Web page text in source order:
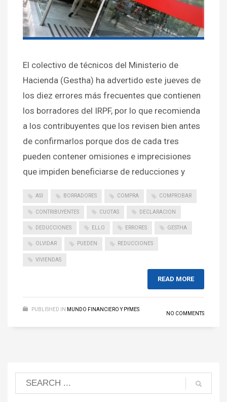
El colectivo de técnicos del Ministerio de
Hacienda (Gestha) ha advertido este jueves de
los diez errores más frecuentes que contienen
los borradores del IRPF, por lo que recomienda
a los contribuyentes que los revisen bien antes
de confirmarlos porque dos de cada tres
pueden contener omisiones e imprecisiones
que impiden beneficiarse de reducciones y
ASI BORRADORES COMPRA COMPROBAR
CONTRIBUYENTES CUOTAS DECLARACION
DEDUCCIONES ELLO ERRORES GESTHA
OLVIDAR PUEDEN REDUCCIONES
VIVIENDAS
READ MORE
PUBLISHED IN MUNDO FINANCIERO Y PYMES
NO COMMENTS